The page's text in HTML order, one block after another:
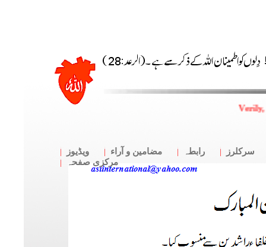
سرکلرز رابطہ مضامین و آراء
ویڈیوز
مرکزی صفحہ